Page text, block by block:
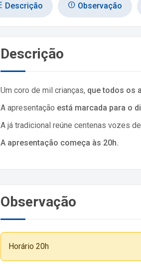
Descrição Observação
Descrição
Um coro de mil crianças, que todos os
A apresentação está marcada para o
A já tradicional reúne centenas vozes
A apresentação começa às 20h.
Observação
Horário 20h